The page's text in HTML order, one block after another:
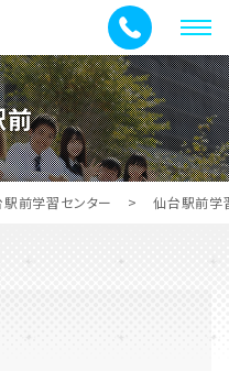
メ
ニ
ュ
ー
前
前学習センター > 仙台駅前学